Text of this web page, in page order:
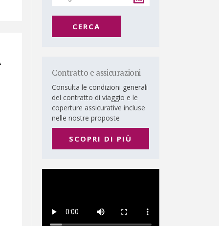
CERCA
Contratto e assicurazioni
Consulta le condizioni generali
del contratto di viaggio e le
coperture assicurative incluse
nelle nostre proposte
SCOPRI DI PIÙ